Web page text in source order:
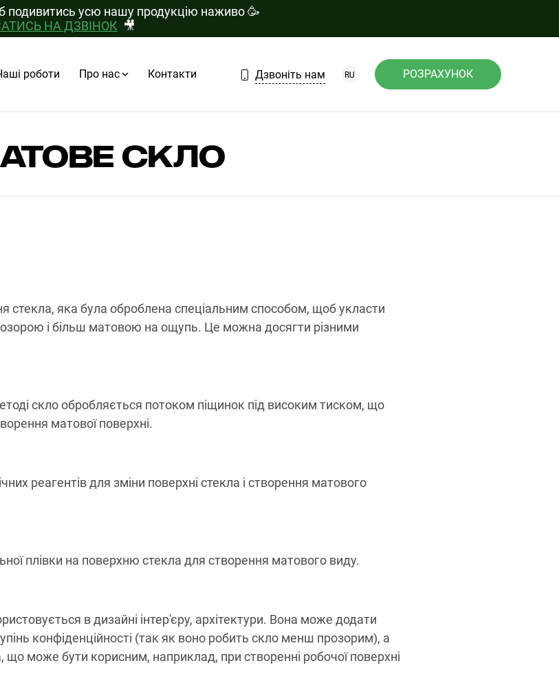
подивитись усю нашу продукцію наживо 🥳
НА ДЗВІНОК 🎥
роботи Про нас Контакти Дзвоніть нам RU РОЗРАХУНОК
СКЛО
стекла, яка була оброблена спеціальним способом, щоб укласти
і більш матовою на ощупь. Це можна досягти різними
скло обробляється потоком піщинок під високим тиском, що
матової поверхні.
реагентів для зміни поверхні стекла і створення матового
плівки на поверхню стекла для створення матового виду.
в дизайні інтер'єру, архітектури. Вона може додати
конфіденційності (так як воно робить скло менш прозорим), а
може бути корисним, наприклад, при створенні робочої поверхні